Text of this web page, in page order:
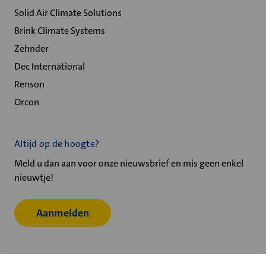
Solid Air Climate Solutions
Brink Climate Systems
Zehnder
Dec International
Renson
Orcon
Altijd op de hoogte?
Meld u dan aan voor onze nieuwsbrief en mis geen enkel
nieuwtje!
Aanmelden